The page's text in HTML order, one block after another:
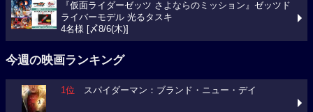
『仮面ライダーゼッツ さよならのミッション』ゼッツド
ライバーモデル 光るタスキ
4名様 [〆8/6(木)]
今週の映画ランキング
1位 スパイダーマン：ブランド・ニュー・デイ